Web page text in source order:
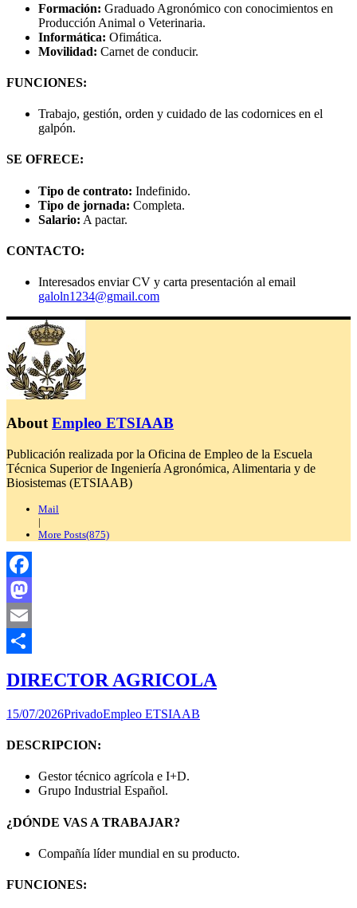
Formación: Graduado Agronómico con conocimientos en
Producción Animal o Veterinaria.
Informática: Ofimática.
Movilidad: Carnet de conducir.
FUNCIONES:
Trabajo, gestión, orden y cuidado de las codornices en el
galpón.
SE OFRECE:
Tipo de contrato: Indefinido.
Tipo de jornada: Completa.
Salario: A pactar.
CONTACTO:
Interesados enviar CV y carta presentación al email
galoln1234@gmail.com
About Empleo ETSIAAB
Publicación realizada por la Oficina de Empleo de la Escuela
Técnica Superior de Ingeniería Agronómica, Alimentaria y de
Biosistemas (ETSIAAB)
Mail
|
More Posts(875)
Facebook
Mastodon
Email
DIRECTOR AGRICOLA
15/07/2026PrivadoEmpleo ETSIAAB
DESCRIPCION:
Gestor técnico agrícola e I+D.
Grupo Industrial Español.
¿DÓNDE VAS A TRABAJAR?
Compañía líder mundial en su producto.
FUNCIONES: